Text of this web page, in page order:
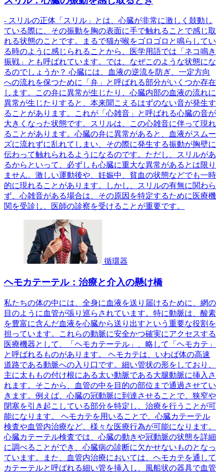
- スリルの正体「スリル」とは、心臓が非常に激しく鼓動し
ている際に、その振動を胸の表面に手で触れることで感じ取
れる状態のことです。まるで猫が喉をゴロゴロと鳴らしてい
る時のように感じられることから、医学用語では「ネコ鳴き
振戦」とも呼ばれています。では、なぜこのような状態にな
るのでしょうか？ 心臓には、血液の逆流を防ぎ、一定方向
への流れを保つために「弁」と呼ばれる部分がいくつか存在
します。この弁に異常が生じたり、心臓内部の血液の流れに
異常が生じたりすると、本来聞こえるはずのない音が発生す
ることがあります。これが「心雑音」と呼ばれる心臓の音が
大きくなった状態です。スリルは、この心雑音に伴って現れ
ることがあります。心臓の弁に異常があると、血液がスムー
ズに流れずに乱れてしまい、その際に発生する振動が胸壁に
伝わって触れられるようになるのです。ただし、スリルがあ
るからといって、必ずしも心臓に重大な異常があるとは限り
ません。激しい運動後や、妊娠中、貧血の状態などでも一時
的に現れることがあります。しかし、スリルの有無に関わら
ず、心雑音がある場合は、その原因を特定するために医療機
関を受診し、医師の診察を受けることが重要です。
循環器
ヘモカテーテル：治療と介入の懸け橋
私たちの体の中には、全身に血液を送り届けるために、網の
目のように血管が張り巡らされています。特に動脈は、酸素
を豊富に含んだ血液を心臓から送り出すという重要な役割を
担っています。これらの動脈に安全かつ確実にアクセスする
医療機器として、「ヘモカテーテル」、略して「ヘモカテ」
と呼ばれるものがあります。 ヘモカテは、いわば体の高速
道路である動脈への入り口です。細い管状の形をしており、
主に太ももの付け根にある太い動脈である大腿動脈に挿入さ
れます。そこから、血管の中を目的の部位まで通過させてい
きます。例えば、心臓の冠動脈に到達させることで、狭窄や
閉塞を引き起こしている部分を特定し、治療を行うことが可
能になります。 ヘモカテを用いることで、心臓カテーテル
検査や血管内治療など、様々な医療行為が可能になります。
心臓カテーテル検査では、心臓の動きや冠動脈の状態を詳細
に調べることができ、心臓病の診断に欠かせないものとなっ
ています。また、血管内治療においては、ヘモカテを通して
カテーテルと呼ばれる細い管を挿入し、風船状の器具で血管